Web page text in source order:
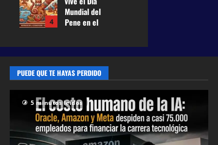
mensuales
21 de mayo
4
Mundial del
Pene en el
prevención y
humor
27 de abril de
PUEDE QUE TE HAYAS PERDIDO
5 minutos leídos